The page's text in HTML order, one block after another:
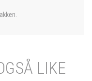
LIKE